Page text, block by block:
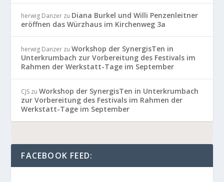
herwig Danzer zu Diana Burkel und Willi Penzenleitner
eröffnen das Würzhaus im Kirchenweg 3a
herwig Danzer zuWorkshop der SynergisTen in
Unterkrumbach zur Vorbereitung des Festivals im
Rahmen der Werkstatt-Tage im September
CJS zuWorkshop der SynergisTen in Unterkrumbach
zur Vorbereitung des Festivals im Rahmen der
Werkstatt-Tage im September
FACEBOOK FEED: